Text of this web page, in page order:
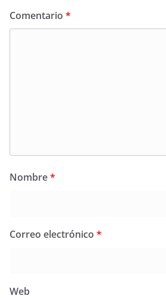
Comentario *
Nombre*
Correo electrónico *
Web